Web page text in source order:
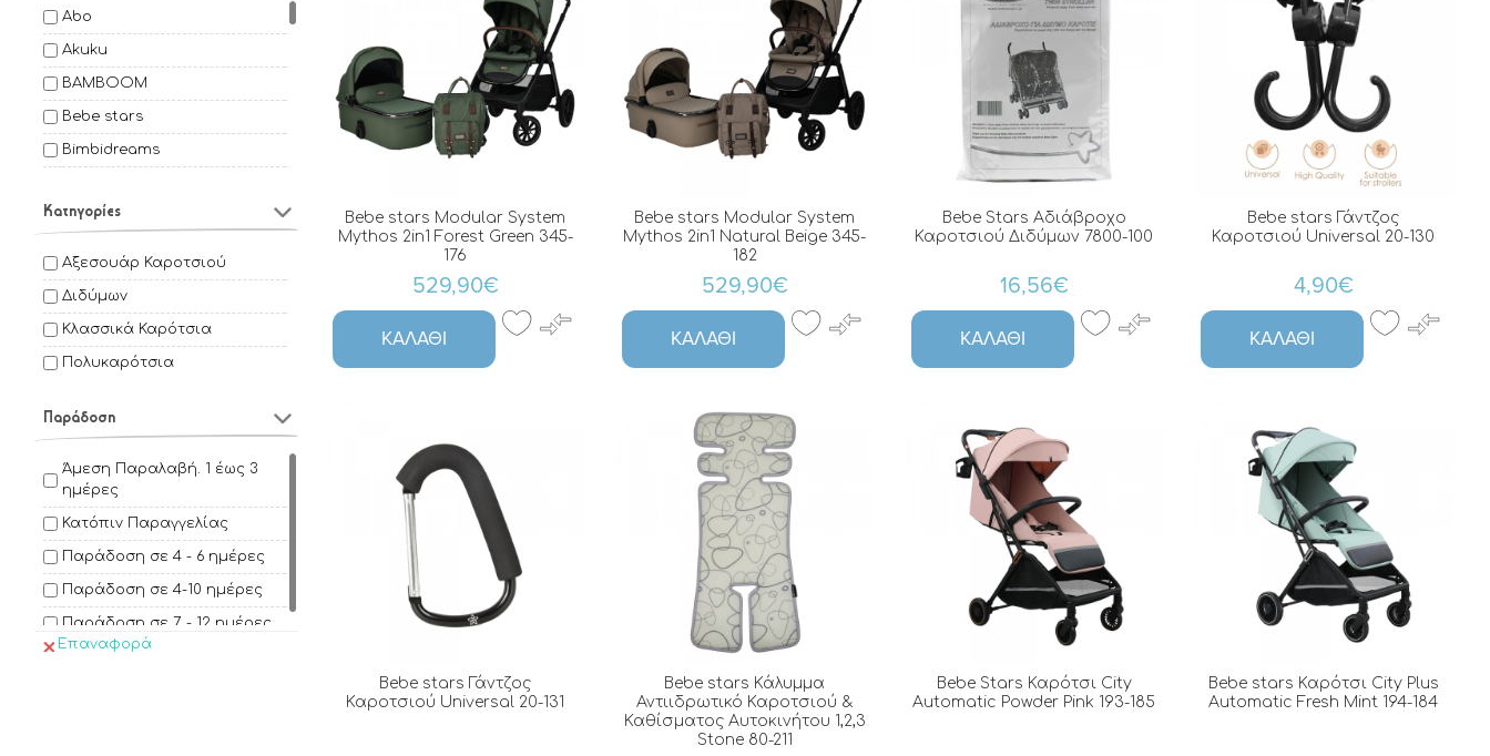
Abo
Akuku
BAMBOOM
Bebe stars
Bimbidreams
Choopie
Coletto
Cybex
Dooky
Elodie Details
GoodBaby
Inglesina
Jane
Joie
Jollybaby
Just Baby
Κατηγορίες
Αξεσουάρ Καροτσιού
Διδύμων
Κλασσικά Καρότσια
Πολυκαρότσια
Παράδοση
Άμεση Παραλαβή. 1 έως 3
ημέρες
Κατόπιν Παραγγελίας
Παράδοση σε 4 - 6 ημέρες
Παράδοση σε 4-10 ημέρες
Παράδοση σε 7 - 12 ημέρες
Επαναφορά
Bebe stars Modular System
Mythos 2in1 Forest Green 345-
176
529,90€
ΚΑΛΆΘΙ
Bebe stars Modular System
Mythos 2in1 Natural Beige 345-
182
529,90€
ΚΑΛΆΘΙ
Bebe Stars Αδιάβροχο
Καροτσιού Διδύμων 7800-100
16,56€
ΚΑΛΆΘΙ
Bebe stars Γάντζος
Καροτσιού Universal 20-130
4,90€
ΚΑΛΆΘΙ
Bebe stars Γάντζος
Καροτσιού Universal 20-131
Bebe stars Κάλυμμα
Αντιιδρωτικό Καροτσιού &
Καθίσματος Αυτοκινήτου 1,2,3
Stone 80-211
Bebe Stars Καρότσι City
Automatic Powder Pink 193-185
Bebe stars Καρότσι City Plus
Automatic Fresh Mint 194-184